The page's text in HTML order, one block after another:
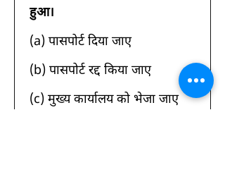
हुआ।
(a) पासपोर्ट दिया जाए
(b) पासपोर्ट रद्द किया जाए
(c) मुख्य कार्यालय को भेजा जाए